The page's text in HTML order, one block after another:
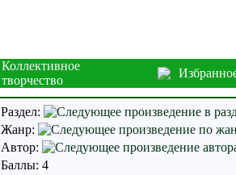
Коллективное
творчество
Раздел:
Жанр:
Автор:
Баллы: 4